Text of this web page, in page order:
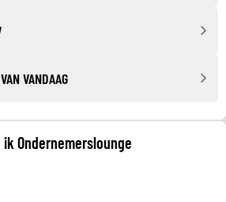
VANDAAG
Ondernemerslounge